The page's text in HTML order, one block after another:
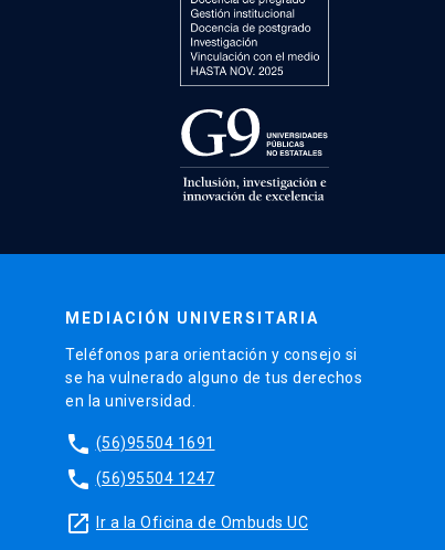
MEDIACIÓN UNIVERSITARIA
Teléfonos para orientación y consejo si
se ha vulnerado alguno de tus derechos
en la universidad.
phone (56)95504 1691
phone (56)95504 1247
launch Ir a la Oficina de Ombuds UC